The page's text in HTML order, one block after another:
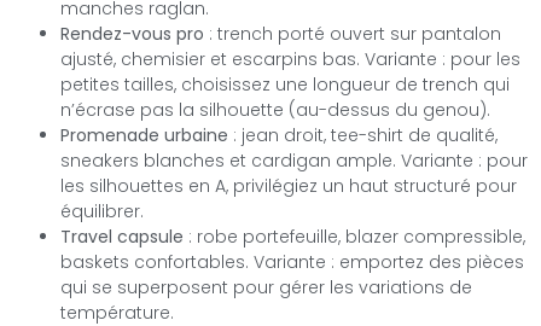
manches raglan.
Rendez-vous pro : trench porté ouvert sur pantalon
ajusté, chemisier et escarpins bas. Variante : pour les
petites tailles, choisissez une longueur de trench qui
n’écrase pas la silhouette (au-dessus du genou).
Promenade urbaine : jean droit, tee-shirt de qualité,
sneakers blanches et cardigan ample. Variante : pour
les silhouettes en A, privilégiez un haut structuré pour
équilibrer.
Travel capsule : robe portefeuille, blazer compressible,
baskets confortables. Variante : emportez des pièces
qui se superposent pour gérer les variations de
température.